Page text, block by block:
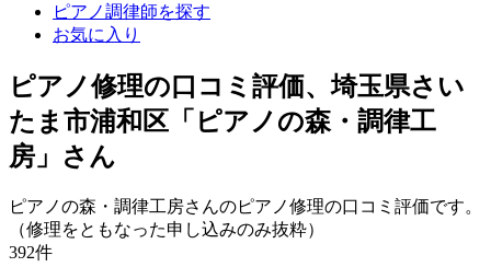
ピアノ調律師を探す
お気に入り
ピアノ修理の口コミ評価、埼玉県さい
たま市浦和区「ピアノの森・調律工
房」さん
ピアノの森・調律工房さんのピアノ修理の口コミ評価です。
（修理をともなった申し込みのみ抜粋）
392件